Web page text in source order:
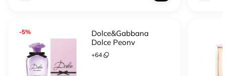
-5%
Dolce&Gabbana
Dolce Peony
+64